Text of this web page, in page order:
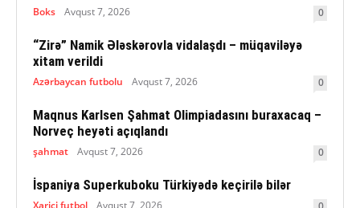
Boks Avqust 7, 2026 0
“Zirə” Namik Ələskərovla vidalaşdı – müqaviləyə
xitam verildi
Azərbaycan futbolu Avqust 7, 2026 0
Maqnus Karlsen Şahmat Olimpiadasını buraxacaq –
Norveç heyəti açıqlandı
şahmat Avqust 7, 2026 0
İspaniya Superkuboku Türkiyədə keçirilə bilər
Xarici futbol Avqust 7, 2026